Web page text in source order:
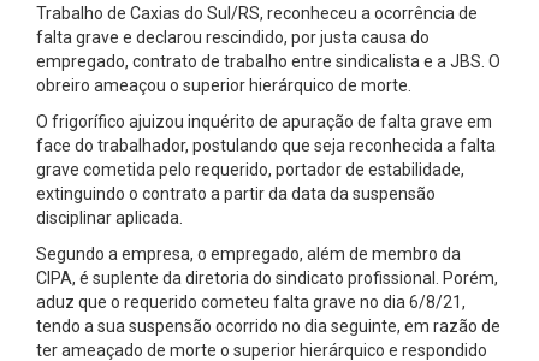
Trabalho de Caxias do Sul/RS, reconheceu a ocorrência de
falta grave e declarou rescindido, por justa causa do
empregado, contrato de trabalho entre sindicalista e a JBS. O
obreiro ameaçou o superior hierárquico de morte.
O frigorífico ajuizou inquérito de apuração de falta grave em
face do trabalhador, postulando que seja reconhecida a falta
grave cometida pelo requerido, portador de estabilidade,
extinguindo o contrato a partir da data da suspensão
disciplinar aplicada.
Segundo a empresa, o empregado, além de membro da
CIPA, é suplente da diretoria do sindicato profissional. Porém,
aduz que o requerido cometeu falta grave no dia 6/8/21,
tendo a sua suspensão ocorrido no dia seguinte, em razão de
ter ameaçado de morte o superior hierárquico e respondido